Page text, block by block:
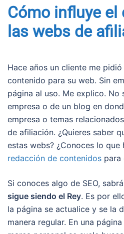
Cómo influye el
las webs de
Hace años un cliente me
contenido para su web. Sin
página al uso. Me explico. No
empresa o de un blog en
empresa o temas
de afiliación. ¿Quieres saber
estas webs? ¿Conoces lo que
redacción de contenidos para
Si conoces algo de SEO,
sigue siendo el Rey. Es por
la página se actualice y se la
manera regular. En una